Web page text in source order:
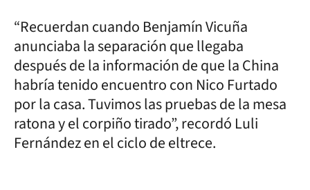
“Recuerdan cuando Benjamín Vicuña
anunciaba la separación que llegaba
después de la información de que la China
habría tenido encuentro con Nico Furtado
por la casa. Tuvimos las pruebas de la mesa
ratona y el corpiño tirado”, recordó Luli
Fernández en el ciclo de eltrece.